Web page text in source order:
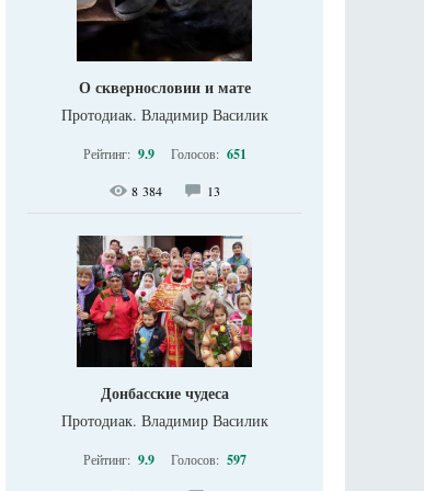
О сквернословии и мате
Протодиак. Владимир Василик
Рейтинг: 9.9 Голосов: 651
8 384 13
Донбасские чудеса
Протодиак. Владимир Василик
Рейтинг: 9.9 Голосов: 597